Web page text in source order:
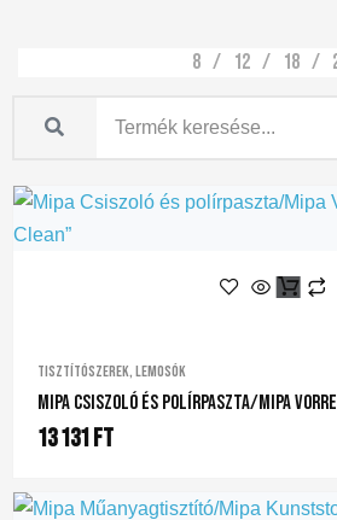
8 12 18
Tisztítószerek, lemosók
Mipa Csiszoló És Polírpaszta/Mipa
13 131 Ft